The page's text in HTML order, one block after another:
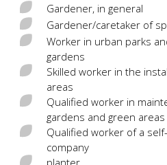
Gardener, in general
Gardener/caretaker of
Worker in urban parks
gardens
Skilled worker in the
areas
Qualified worker in
gardens and green areas
Qualified worker of a
company